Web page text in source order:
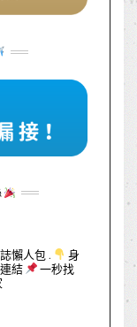
懶人包 .
身
結
一秒找